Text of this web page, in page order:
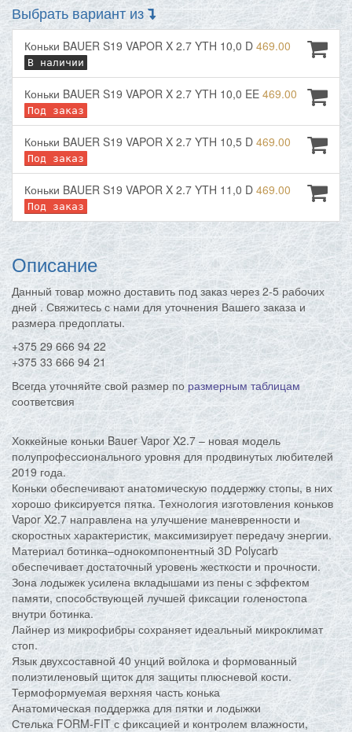
Выбрать вариант из
Коньки BAUER S19 VAPOR X 2.7 YTH 10,0 D 469.00
В наличии
Коньки BAUER S19 VAPOR X 2.7 YTH 10,0 EE 469.00
Под заказ
Коньки BAUER S19 VAPOR X 2.7 YTH 10,5 D 469.00
Под заказ
Коньки BAUER S19 VAPOR X 2.7 YTH 11,0 D 469.00
Под заказ
Описание
Данный товар можно доставить под заказ через 2-5 рабочих
дней . Свяжитесь с нами для уточнения Вашего заказа и
размера предоплаты.
+375 29 666 94 22
+375 33 666 94 21
Всегда уточняйте свой размер по размерным таблицам
соответсвия
Хоккейные коньки Bauer Vapor X2.7 – новая модель
полупрофессионального уровня для продвинутых любителей
2019 года.
Коньки обеспечивают анатомическую поддержку стопы, в них
хорошо фиксируется пятка. Технология изготовления коньков
Vapor X2.7 направлена на улучшение маневренности и
скоростных характеристик, максимизирует передачу энергии.
Материал ботинка–однокомпонентный 3D Polycarb
обеспечивает достаточный уровень жесткости и прочности.
Зона лодыжек усилена вкладышами из пены с эффектом
памяти, способствующей лучшей фиксации голеностопа
внутри ботинка.
Лайнер из микрофибры сохраняет идеальный микроклимат
стоп.
Язык двухсоставной 40 унций войлока и формованный
полиэтиленовый щиток для защиты плюсневой кости.
Термоформуемая верхняя часть конька
Анатомическая поддержка для пятки и лодыжки
Стелька FORM-FIT с фиксацией и контролем влажности,